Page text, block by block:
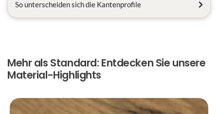
So unterscheiden sich die Kantenprofile
Mehr als Standard: Entdecken Sie unsere
Material-Highlights